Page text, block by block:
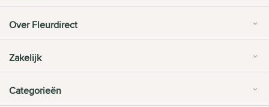
Over Fleurdirect
Zakelijk
Categorieën